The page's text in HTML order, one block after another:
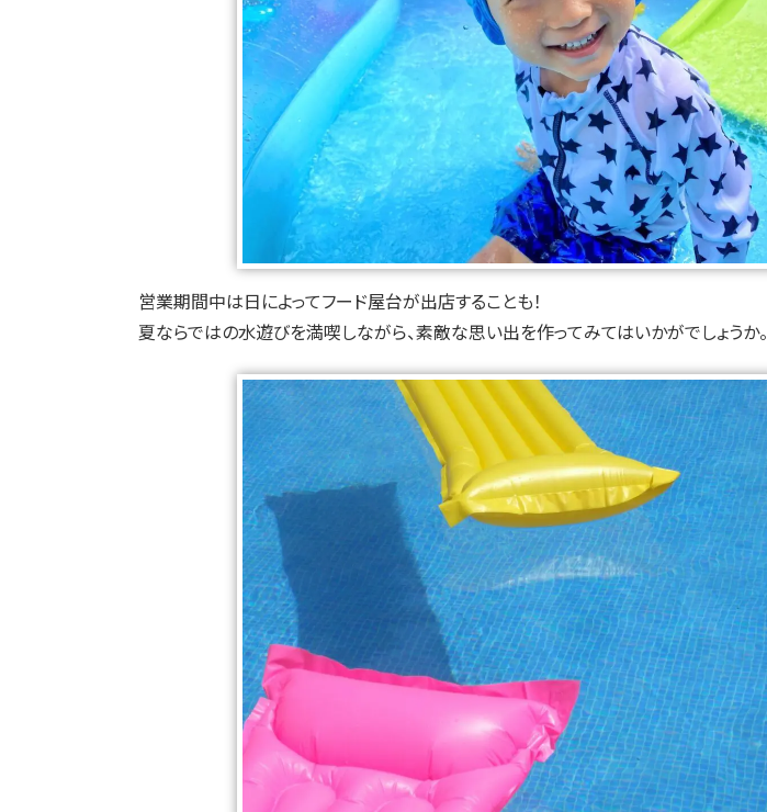
営業期間中は日によってフード屋台が出店することも！
夏ならではの水遊びを満喫しながら、素敵な思い出を作ってみてはいかがでしょうか。